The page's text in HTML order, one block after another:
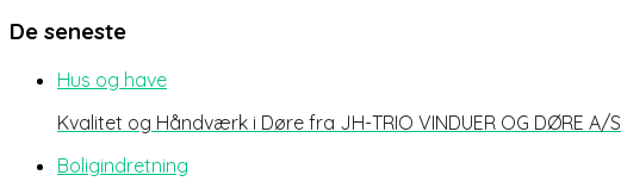
De seneste
Hus og have
Kvalitet og Håndværk i Døre fra JH-TRIO VINDUER OG DØRE A/S
Boligindretning